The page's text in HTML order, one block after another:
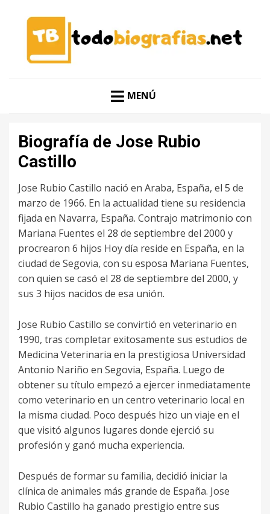
TODO BIOGRAFÍAS
MENÚ
Biografía de Jose Rubio
Castillo
Jose Rubio Castillo nació en Araba, España, el 5 de
marzo de 1966. En la actualidad tiene su residencia
fijada en Navarra, España. Contrajo matrimonio con
Mariana Fuentes el 28 de septiembre del 2000 y
procrearon 6 hijos Hoy día reside en España, en la
ciudad de Segovia, con su esposa Mariana Fuentes,
con quien se casó el 28 de septiembre del 2000, y
sus 3 hijos nacidos de esa unión.
Jose Rubio Castillo se convirtió en veterinario en
1990, tras completar exitosamente sus estudios de
Medicina Veterinaria en la prestigiosa Universidad
Antonio Nariño en Segovia, España. Luego de
obtener su título empezó a ejercer inmediatamente
como veterinario en un centro veterinario local en
la misma ciudad. Poco después hizo un viaje en el
que visitó algunos lugares donde ejerció su
profesión y ganó mucha experiencia.
Después de formar su familia, decidió iniciar la
clínica de animales más grande de España. Jose
Rubio Castillo ha ganado prestigio entre sus